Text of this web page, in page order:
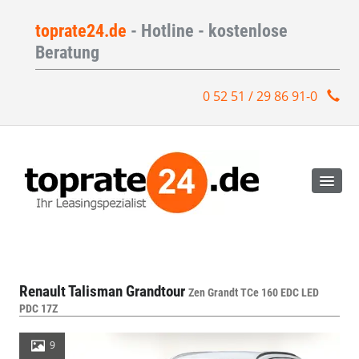
toprate24.de - Hotline - kostenlose
Beratung
0 52 51 / 29 86 91-0
Renault Talisman Grandtour Zen Grandt TCe 160 EDC LED
PDC 17Z
9